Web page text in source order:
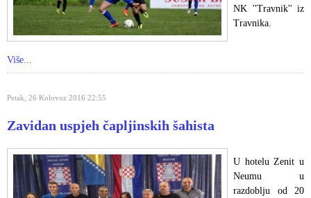
NK ''Travnik'' iz
Travnika.
Više...
Petak, 26 Kolovoz 2016 22:55
Zavidan uspjeh čapljinskih šahista
U hotelu Zenit u
Neumu u
razdoblju od 20